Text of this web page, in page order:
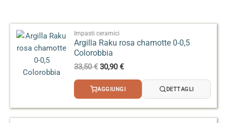
Impasti ceramici
Argilla Raku rosa chamotte 0-0,5
Colorobbia
33,50€ Il
originale
30,90€Il
attuale
AGGIUNGI DETTAGLI